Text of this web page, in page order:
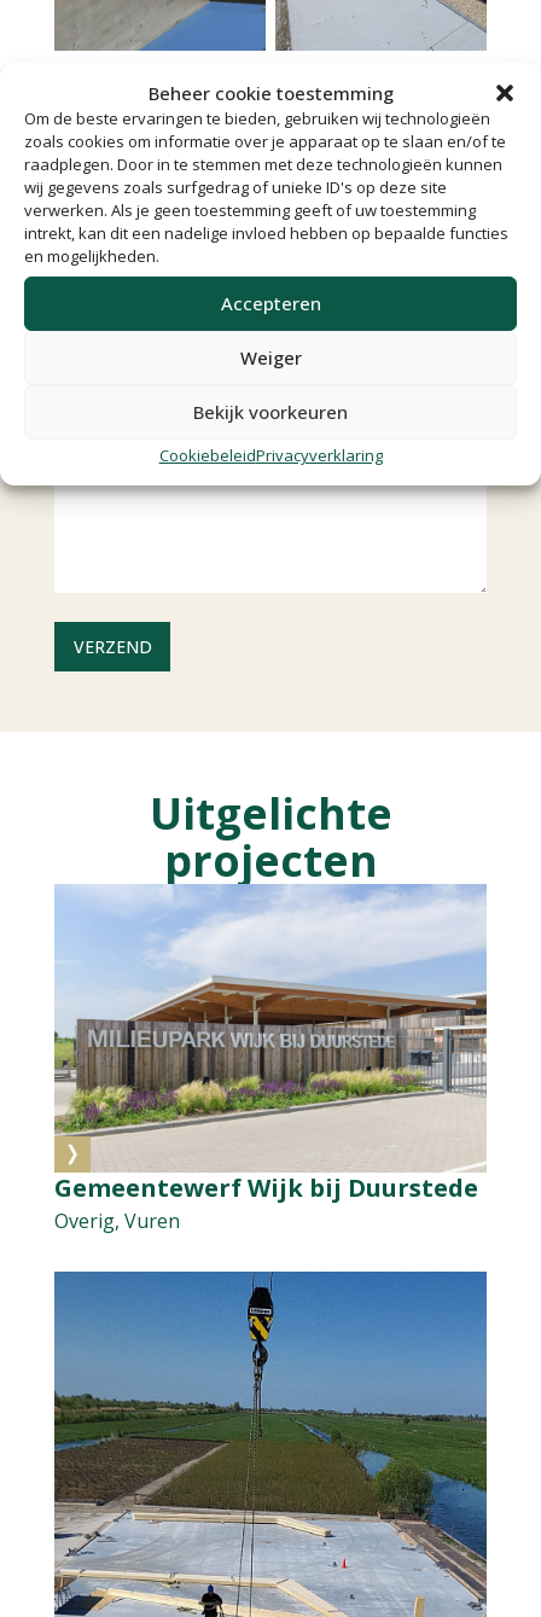
Beheer cookie toestemming
Om de beste ervaringen te bieden, gebruiken wij technologieën
zoals cookies om informatie over je apparaat op te slaan en/of te
raadplegen. Door in te stemmen met deze technologieën kunnen
wij gegevens zoals surfgedrag of unieke ID's op deze site
verwerken. Als je geen toestemming geeft of uw toestemming
intrekt, kan dit een nadelige invloed hebben op bepaalde functies
en mogelijkheden.
Accepteren
Weiger
Bekijk voorkeuren
CookiebeleidPrivacyverklaring
Stel een vraag
Uitgelichte
projecten
Gemeentewerf Wijk bij Duurstede
Overig, Vuren